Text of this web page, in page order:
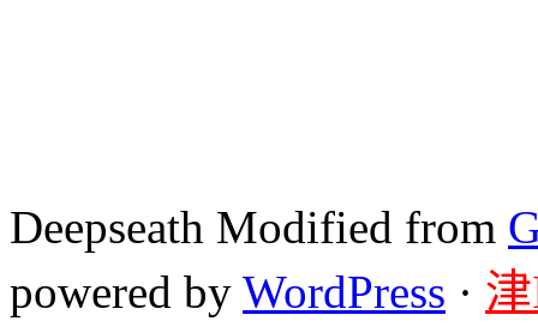
Deepseath Modified from
powered by WordPress ·